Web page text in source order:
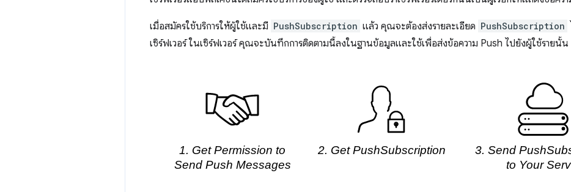
เมื่อสมัครใช้บริการให้ผู้ใช้และมี PushSubscription แล้ว คุณจะต้องส่งรายละเอียด PushSubscription
เซิร์ฟเวอร์ ในเซิร์ฟเวอร์ คุณจะบันทึกการติดตามนี้ลงในฐานข้อมูลและใช้เพื่อส่งข้อความ Push ไปยังผู้ใช้รายนั้น